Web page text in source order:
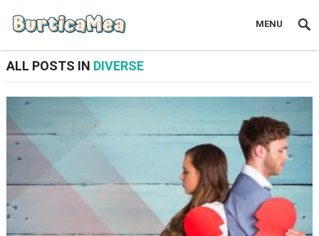
MENU
ALL POSTS IN DIVERSE